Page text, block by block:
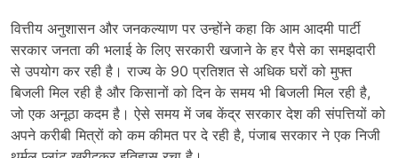
वित्तीय अनुशासन और जनकल्याण पर उन्होंने कहा कि आम आदमी पार्टी
सरकार जनता की भलाई के लिए सरकारी खजाने के हर पैसे का समझदारी
से उपयोग कर रही है। राज्य के 90 प्रतिशत से अधिक घरों को मुफ्त
बिजली मिल रही है और किसानों को दिन के समय भी बिजली मिल रही है,
जो एक अनूठा कदम है। ऐसे समय में जब केंद्र सरकार देश की संपत्तियों को
अपने करीबी मित्रों को कम कीमत पर दे रही है, पंजाब सरकार ने एक निजी